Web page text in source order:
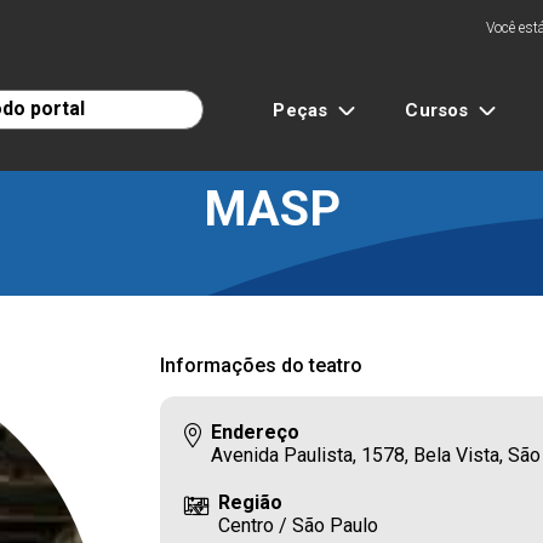
Você
Peças Cursos
MASP
Informações do teatro
Endereço
Avenida Paulista, 1578, Bela Vista,
Região
Centro / São Paulo